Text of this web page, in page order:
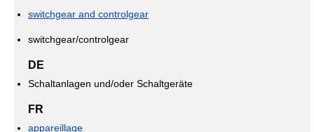
switchgear and controlgear
switchgear/controlgear
DE
Schaltanlagen und/oder Schaltgeräte
FR
appareillage